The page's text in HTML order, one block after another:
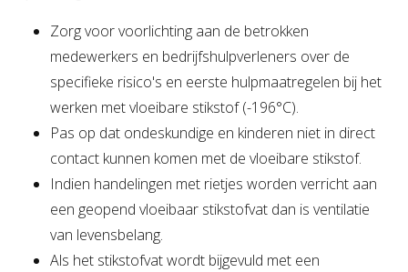
Zorg voor voorlichting aan de betrokken
medewerkers en bedrijfshulpverleners over de
specifieke risico's en eerste hulpmaatregelen bij het
werken met vloeibare stikstof (-196°C).
Pas op dat ondeskundige en kinderen niet in direct
contact kunnen komen met de vloeibare stikstof.
Indien handelingen met rietjes worden verricht aan
een geopend vloeibaar stikstofvat dan is ventilatie
van levensbelang.
Als het stikstofvat wordt bijgevuld met een